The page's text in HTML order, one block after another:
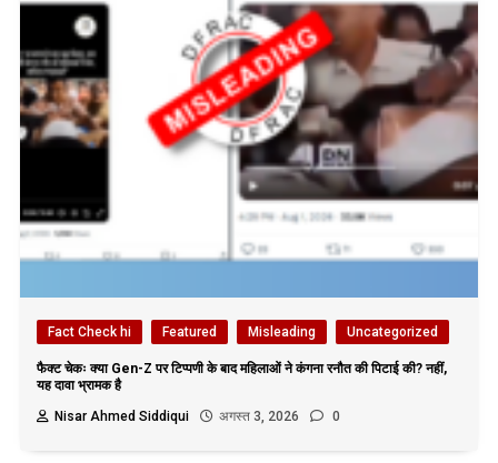
Fact Check hi Featured Misleading Uncategorized
फैक्ट चेकः क्या Gen-Z पर टिप्पणी के बाद महिलाओं ने कंगना रनौत की पिटाई की? नहीं,
यह दावा भ्रामक है
Nisar Ahmed Siddiqui
अगस्त 3, 2026 0